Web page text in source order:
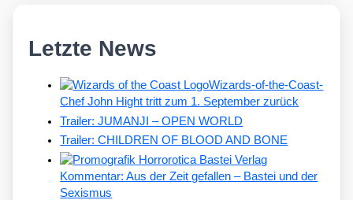
Letzte News
Wizards-of-the-Coast-
Chef John Hight tritt zum 1. September zurück
Trailer: JUMANJI – OPEN WORLD
Trailer: CHILDREN OF BLOOD AND BONE
Kommentar: Aus der Zeit gefallen – Bastei und der
Sexismus